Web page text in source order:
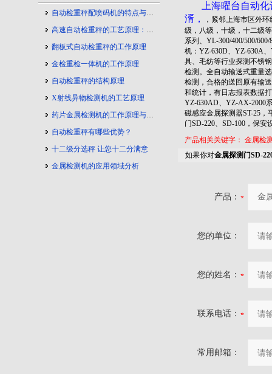
自动检重秤配喷码机的特点与应用
高速自动检重秤的工艺原理：守护产品质量的幕后力量
翻板式自动检重秤的工作原理
金检重检一体机的工作原理
自动检重秤的结构原理
X射线异物检测机的工艺原理
药片金属检测机的工作原理与工艺流程
自动检重秤有哪些优势？
十二级分选秤 让您十二分满意
金属检测机的应用领域分析
上海曜台自动化
湑，
，紧邻上海市区外
级，八级，十级，十二级
系列、YL-300/400/500/
机：YZ-630D、YZ-630A
具、毛纺等行业探测不锈
检测。全自动输送式重量
检测，合格的送回原有输
和统计，有日志报表数据
YZ-630AD、YZ-AX-2000
磁感应金属探测器ST-25，
门SD-220、SD-100，保安
产品相关关键字：金属检
如果你对金属探测门SD-
产品：
您的单位：
您的姓名：
联系电话：
常用邮箱：